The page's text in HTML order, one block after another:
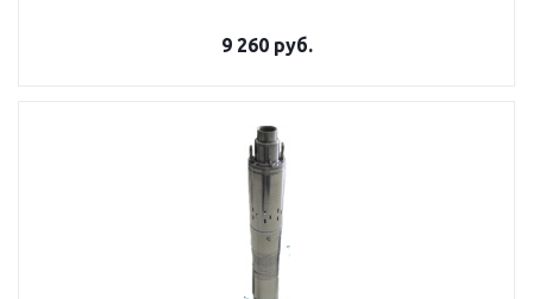
9 260 руб.